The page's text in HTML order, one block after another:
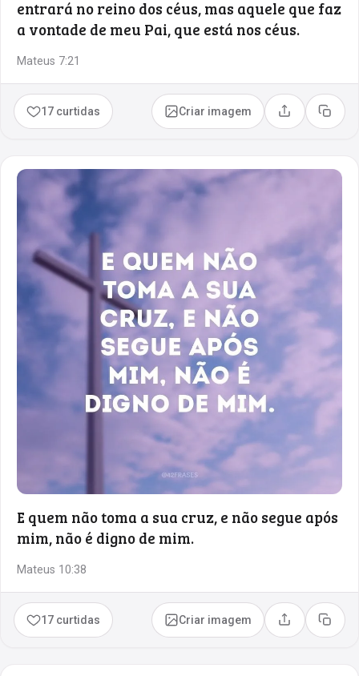
entrará no reino dos céus, mas aquele que faz
a vontade de meu Pai, que está nos céus.
Mateus 7:21
17 curtidas Criar imagem Compartilhar
Copiar
E quem não toma a sua cruz, e não segue após
mim, não é digno de mim.
Mateus 10:38
17 curtidas Criar imagem Compartilhar
Copiar